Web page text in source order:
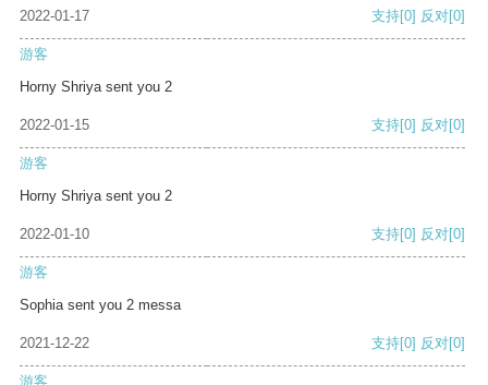
2022-01-17 支持[0] 反对[0]
游客
Horny Shriya sent you 2
2022-01-15 支持[0] 反对[0]
游客
Horny Shriya sent you 2
2022-01-10 支持[0] 反对[0]
游客
Sophia sent you 2 messa
2021-12-22 支持[0] 反对[0]
游客